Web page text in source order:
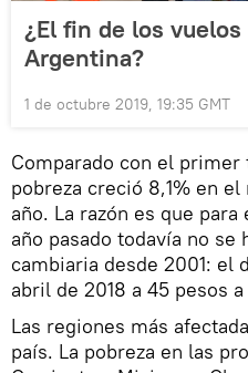
¿El fin de los
Argentina?
1 de octubre 2019, 19:35 GMT
Comparado con el
pobreza creció 8,1% en
año. La razón es que
año pasado todavía no se
cambiaria desde 2001: el
abril de 2018 a 45 pesos
Las regiones más
país. La pobreza en las